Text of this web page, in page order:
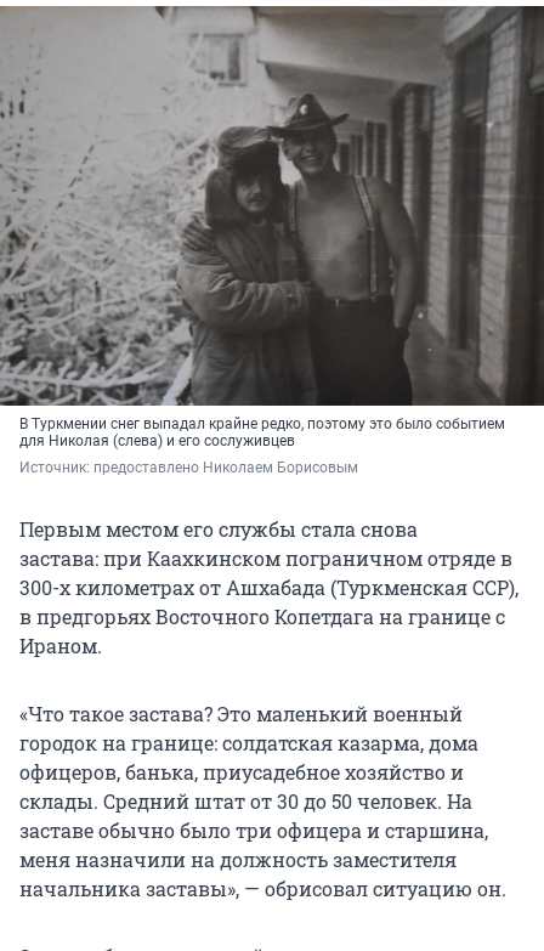
В Туркмении снег выпадал крайне редко, поэтому это было событием
для Николая (слева) и его сослуживцев
Источник: предоставлено Николаем Борисовым
Первым местом его службы стала снова
застава: при Каахкинском пограничном отряде в
300-х километрах от Ашхабада (Туркменская ССР),
в предгорьях Восточного Копетдага на границе с
Ираном.
«Что такое застава? Это маленький военный
городок на границе: солдатская казарма, дома
офицеров, банька, приусадебное хозяйство и
склады. Средний штат от 30 до 50 человек. На
заставе обычно было три офицера и старшина,
меня назначили на должность заместителя
начальника заставы», — обрисовал ситуацию он.